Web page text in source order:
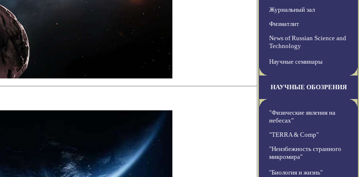
Журнальный зал
Физматлит
News of Russian Science and
Technology
Научные семинары
НАУЧНЫЕ ОБОЗРЕНИЯ
"Физические явления на
небесах"
"TERRA & Comp"
"Неизбежность странного
микромира"
"Биология и жизнь"